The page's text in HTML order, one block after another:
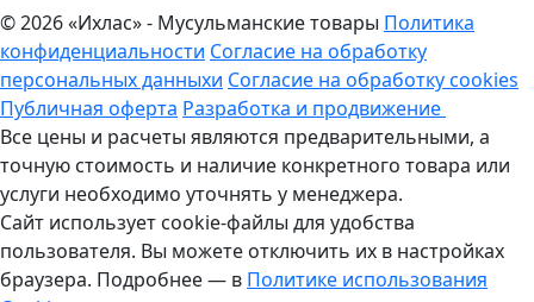
© 2026 «Ихлас» - Мусульманские товары Политика
конфиденциальности Согласие на обработку
персональных данныхи Согласие на обработку cookies
Публичная оферта Разработка и продвижение
Все цены и расчеты являются предварительными, а
точную стоимость и наличие конкретного товара или
услуги необходимо уточнять у менеджера.
Сайт использует cookie-файлы для удобства
пользователя. Вы можете отключить их в настройках
браузера. Подробнее — в Политике использования